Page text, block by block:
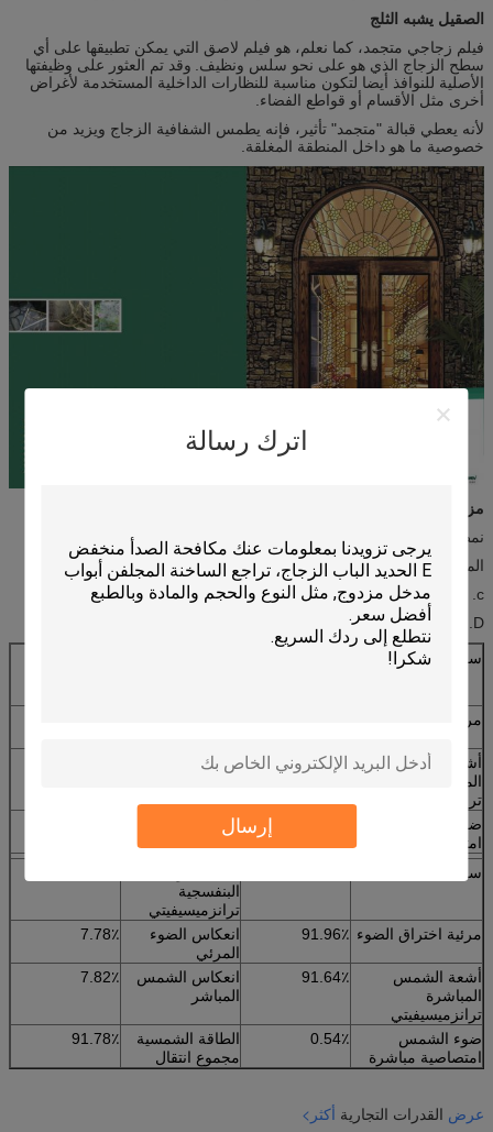
اترك رسالة
إرسال
الصقيل يشبه الثلج
فيلم زجاجي متجمد، كما نعلم، هو فيلم لاصق التي يمكن تطبيقها على أي
سطح الزجاج الذي هو على نحو سلس ونظيف. وقد تم العثور على وظيفتها
الأصلية للنوافذ أيضا لتكون مناسبة للنظارات الداخلية المستخدمة لأغراض
أخرى مثل الأقسام أو قواطع الفضاء.
لأنه يعطي قبالة "متجمد" تأثير، فإنه يطمس الشفافية الزجاج ويزيد من
خصوصية ما هو داخل المنطقة المغلقة.
مزايا:
نمط الحديثة، فريدة من نوعها
المقاومة للحرارة، إشعار المقاومة، الدفء
c. مقاومة الأوكسجين، عثرة ريسيسيتانس
D. تحمل ارتفاع وانخفاض درجة الحرارة
سماكة
مرئية اختراق الضوء
أشعة الشمس
المباشرة
ترانزميسيفيتي
91.88٪
انعكاس الشمس
ضوء الشمس
امتصاصية مباشرة
الطاقة الشمسية
سماكة
البنفسجية
ترانزميسيفيتي
مرئية اختراق الضوء 91.96٪
انعكاس الضوء
المرئي
7.78٪
أشعة الشمس
المباشرة
ترانزميسيفيتي
91.64٪
انعكاس الشمس
المباشر
7.82٪
ضوء الشمس
امتصاصية مباشرة
0.54٪
الطاقة الشمسية
مجموع انتقال
91.78٪
عرض القدرات التجارية أكثر>